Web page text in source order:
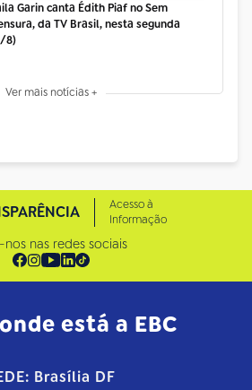
Garin canta Édith Piaf no Sem
da TV Brasil, nesta segunda
8)
Ver mais notícias +
Acesso à
Informação
nos nas redes sociais
está a EBC
Brasília DF